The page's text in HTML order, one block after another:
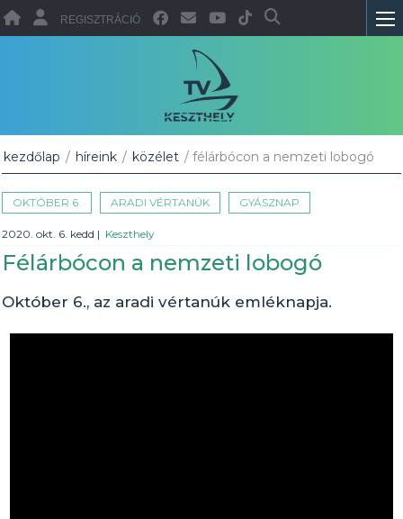
REGISZTRÁCIÓ
kezdőlap / híreink / közélet / félárbócon a nemzeti lobogó
OKTÓBER 6. ARADI VÉRTANÚK GYÁSZNAP
2020. okt. 6. kedd | Keszthely
Félárbócon a nemzeti lobogó
Október 6., az aradi vértanúk emléknapja.